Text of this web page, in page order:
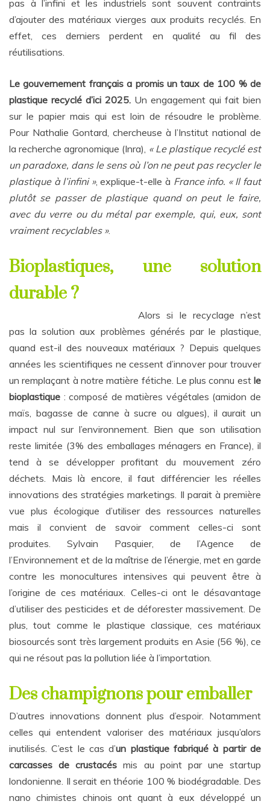
pas à l’infini et les industriels sont souvent contraints
d’ajouter des matériaux vierges aux produits recyclés. En
effet, ces derniers perdent en qualité au fil des
réutilisations.
Le gouvernement français a promis un taux de 100 % de
plastique recyclé d’ici 2025. Un engagement qui fait bien
sur le papier mais qui est loin de résoudre le problème.
Pour Nathalie Gontard, chercheuse à l’Institut national de
la recherche agronomique (Inra), « Le plastique recyclé est
un paradoxe, dans le sens où l’on ne peut pas recycler le
plastique à l’infini », explique-t-elle à France info. « Il faut
plutôt se passer de plastique quand on peut le faire,
avec du verre ou du métal par exemple, qui, eux, sont
vraiment recyclables ».
Bioplastiques, une solution
durable ?
Alors si le recyclage n’est
pas la solution aux problèmes générés par le plastique,
quand est-il des nouveaux matériaux ? Depuis quelques
années les scientifiques ne cessent d’innover pour trouver
un remplaçant à notre matière fétiche. Le plus connu est le
bioplastique : composé de matières végétales (amidon de
maïs, bagasse de canne à sucre ou algues), il aurait un
impact nul sur l’environnement. Bien que son utilisation
reste limitée (3% des emballages ménagers en France), il
tend à se développer profitant du mouvement zéro
déchets. Mais là encore, il faut différencier les réelles
innovations des stratégies marketings. Il parait à première
vue plus écologique d’utiliser des ressources naturelles
mais il convient de savoir comment celles-ci sont
produites. Sylvain Pasquier, de l’Agence de
l’Environnement et de la maîtrise de l’énergie, met en garde
contre les monocultures intensives qui peuvent être à
l’origine de ces matériaux. Celles-ci ont le désavantage
d’utiliser des pesticides et de déforester massivement. De
plus, tout comme le plastique classique, ces matériaux
biosourcés sont très largement produits en Asie (56 %), ce
qui ne résout pas la pollution liée à l’importation.
Des champignons pour emballer
D’autres innovations donnent plus d’espoir. Notamment
celles qui entendent valoriser des matériaux jusqu’alors
inutilisés. C’est le cas d’un plastique fabriqué à partir de
carcasses de crustacés mis au point par une startup
londonienne. Il serait en théorie 100 % biodégradable. Des
nano chimistes chinois ont quant à eux développé un